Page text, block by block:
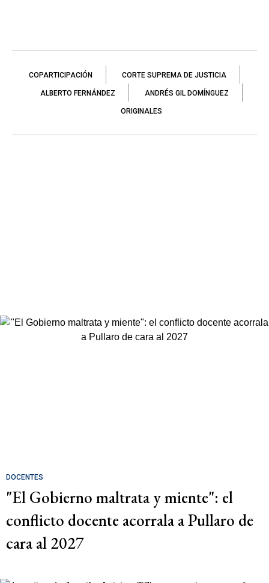
COPARTICIPACIÓN CORTE SUPREMA DE JUSTICIA
ALBERTO FERNÁNDEZ ANDRÉS GIL DOMÍNGUEZ
ORIGINALES
DOCENTES
"El Gobierno maltrata y miente": el
conflicto docente acorrala a Pullaro de
cara al 2027